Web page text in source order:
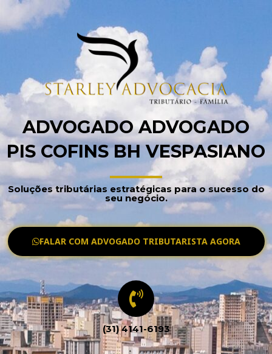
ADVOGADO ADVOGADO
PIS COFINS BH VESPASIANO
Soluções tributárias estratégicas para o sucesso do
seu negócio.
FALAR COM ADVOGADO TRIBUTARISTA AGORA
(31) 4141-6193